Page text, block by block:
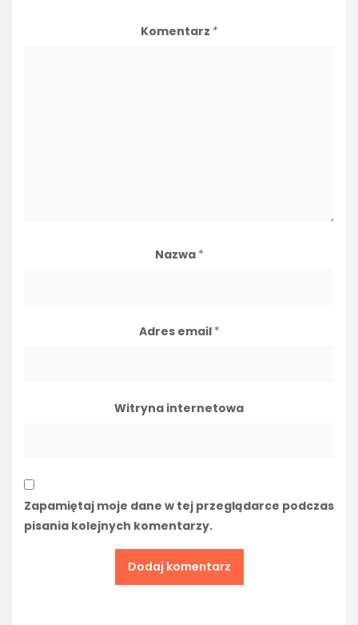
Komentarz *
Nazwa *
Adres email *
Witryna internetowa
Zapamiętaj moje dane w tej przeglądarce podczas
pisania kolejnych komentarzy.